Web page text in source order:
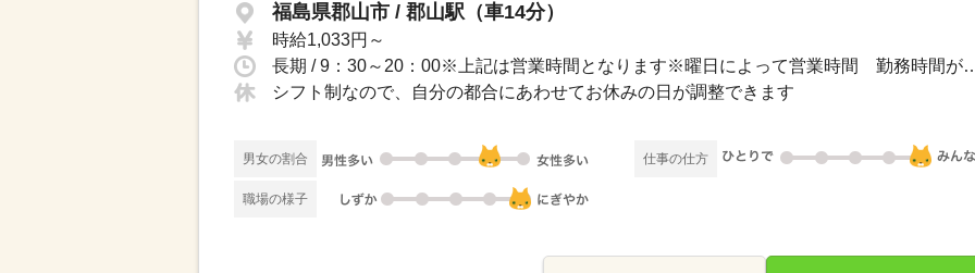
福島県郡山市 / 郡山駅（車14分）
時給1,033円～
長期 / 9：30～20：00※上記は営業時間となりま
シフト制なので、自分の都合にあわせてお休みの日が調整できます
男女の割合 仕事の仕方
職場の様子